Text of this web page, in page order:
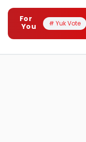
For
You
# Yuk Vote